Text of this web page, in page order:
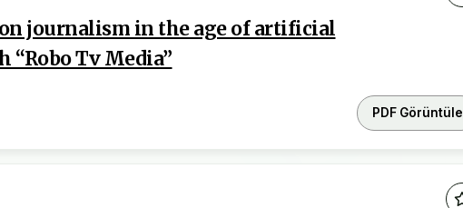
journalism in the age of artificial
Tv Media”
PDF Görüntüle